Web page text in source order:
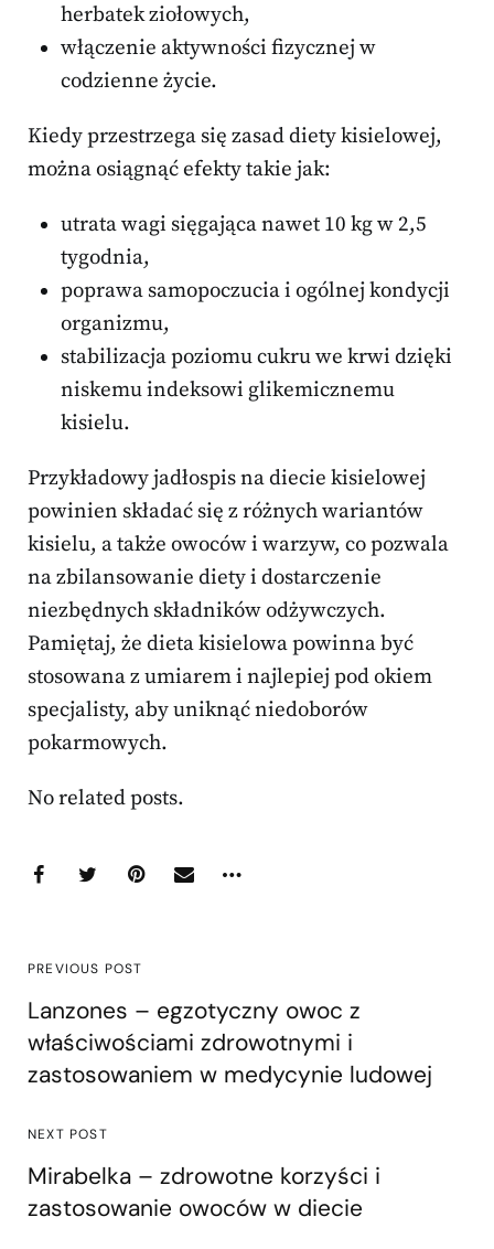
herbatek ziołowych,
włączenie aktywności fizycznej w
codzienne życie.
Kiedy przestrzega się zasad diety kisielowej,
można osiągnąć efekty takie jak:
utrata wagi sięgająca nawet 10 kg w 2,5
tygodnia,
poprawa samopoczucia i ogólnej kondycji
organizmu,
stabilizacja poziomu cukru we krwi dzięki
niskemu indeksowi glikemicznemu
kisielu.
Przykładowy jadłospis na diecie kisielowej
powinien składać się z różnych wariantów
kisielu, a także owoców i warzyw, co pozwala
na zbilansowanie diety i dostarczenie
niezbędnych składników odżywczych.
Pamiętaj, że dieta kisielowa powinna być
stosowana z umiarem i najlepiej pod okiem
specjalisty, aby uniknąć niedoborów
pokarmowych.
No related posts.
PREVIOUS POST
Lanzones – egzotyczny owoc z
właściwościami zdrowotnymi i
zastosowaniem w medycynie ludowej
NEXT POST
Mirabelka – zdrowotne korzyści i
zastosowanie owoców w diecie